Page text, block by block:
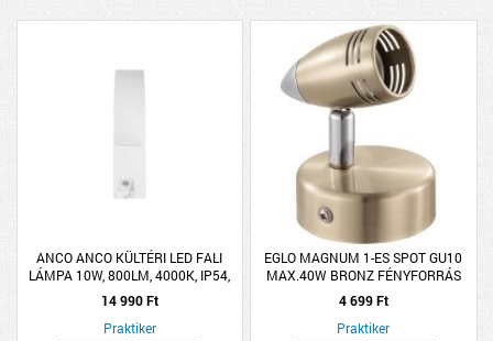
ANCO ANCO KÜLTÉRI LED FALI
LÁMPA 10W, 800LM, 4000K, IP54,
MOZGÁSÉRZÉKELŐ140°, 30,5X11CM
ALU, FEHÉR
14 990 Ft
Praktiker
EGLO MAGNUM 1-ES SPOT GU10
MAX.40W BRONZ FÉNYFORRÁS
NÉLKÜL (CSAK ENTAK/LED)
4 699 Ft
Praktiker